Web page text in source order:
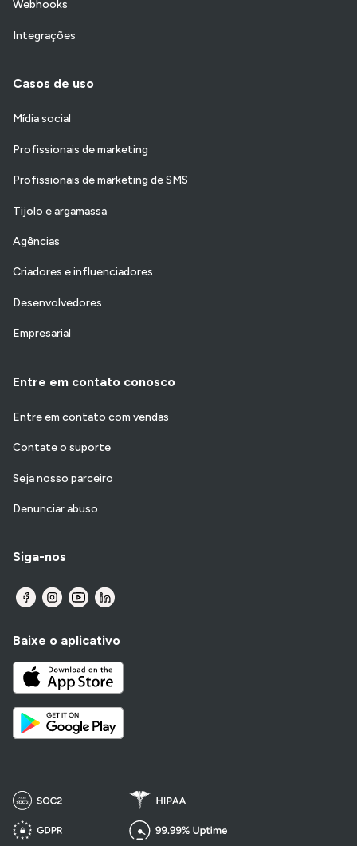
Webhooks
Integrações
Casos de uso
Mídia social
Profissionais de marketing
Profissionais de marketing de SMS
Tijolo e argamassa
Agências
Criadores e influenciadores
Desenvolvedores
Empresarial
Entre em contato conosco
Entre em contato com vendas
Contate o suporte
Seja nosso parceiro
Denunciar abuso
Siga-nos
Baixe o aplicativo